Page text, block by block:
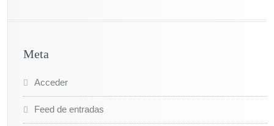
Meta
Acceder
Feed de entradas